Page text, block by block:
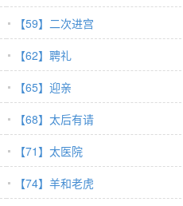
【59】二次进宫
【62】聘礼
【65】迎亲
【68】太后有请
【71】太医院
【74】羊和老虎